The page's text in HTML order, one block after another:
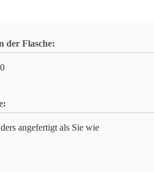
der Flasche:
angefertigt als Sie wie